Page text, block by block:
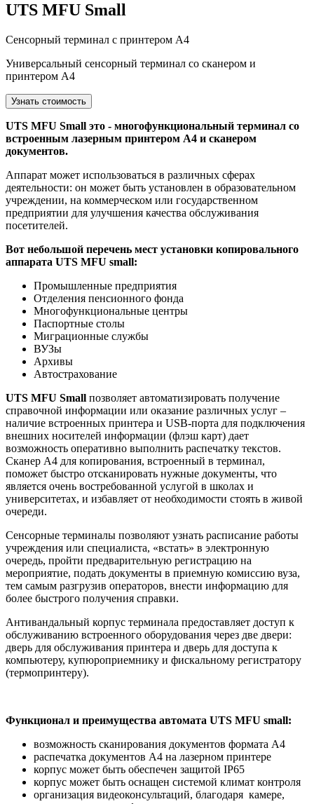
UTS MFU Small
Сенсорный терминал с принтером А4
Универсальный сенсорный терминал со сканером и
принтером А4
Узнать стоимость
UTS MFU Small это - многофункциональный терминал со
встроенным лазерным принтером А4 и сканером
документов.
Аппарат может использоваться в различных сферах
деятельности: он может быть установлен в образовательном
учреждении, на коммерческом или государственном
предприятии для улучшения качества обслуживания
посетителей.
Вот небольшой перечень мест установки копировального
аппарата UTS MFU small:
Промышленные предприятия
Отделения пенсионного фонда
Многофункциональные центры
Паспортные столы
Миграционные службы
ВУЗы
Архивы
Автострахование
UTS MFU Small позволяет автоматизировать получение
справочной информации или оказание различных услуг –
наличие встроенных принтера и USB-порта для подключения
внешних носителей информации (флэш карт) дает
возможность оперативно выполнить распечатку текстов.
Сканер А4 для копирования, встроенный в терминал,
поможет быстро отсканировать нужные документы, что
является очень востребованной услугой в школах и
университетах, и избавляет от необходимости стоять в живой
очереди.
Сенсорные терминалы позволяют узнать расписание работы
учреждения или специалиста, «встать» в электронную
очередь, пройти предварительную регистрацию на
мероприятие, подать документы в приемную комиссию вуза,
тем самым разгрузив операторов, внести информацию для
более быстрого получения справки.
Антивандальный корпус терминала предоставляет доступ к
обслуживанию встроенного оборудования через две двери:
дверь для обслуживания принтера и дверь для доступа к
компьютеру, купюроприемнику и фискальному регистратору
(термопринтеру).
Функционал и преимущества автомата UTS MFU small:
возможность сканирования документов формата А4
распечатка документов А4 на лазерном принтере
корпус может быть обеспечен защитой IP65
корпус может быть оснащен системой климат контроля
организация видеоконсультаций, благодаря камере,